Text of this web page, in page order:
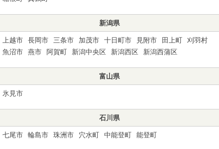
新潟県
上越市 長岡市 三条市 加茂市 十日町市 見附市 田上町
刈羽村
魚沼市
燕市 阿賀町 新潟中央区 新潟西区 新潟西蒲区
富山県
氷見市
石川県
七尾市 輪島市 珠洲市 穴水町 中能登町 能登町